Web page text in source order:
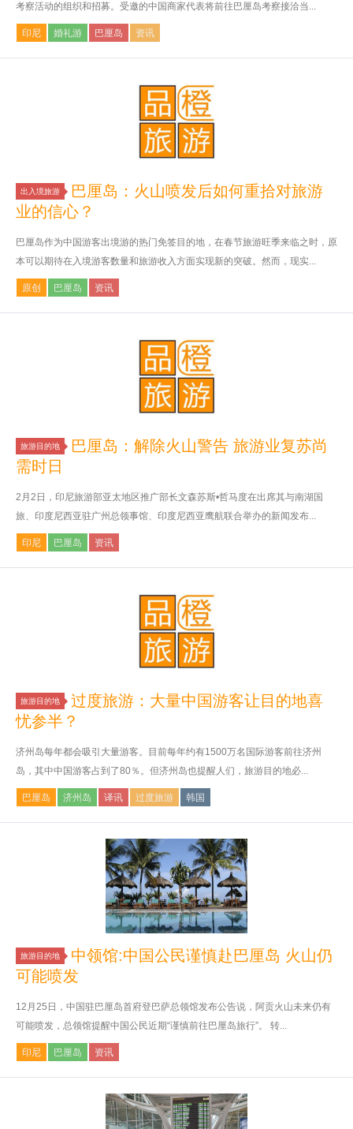
考察活动的组织和招募。受邀的中国商家代表将前往巴厘岛考察接洽当...
印尼 婚礼游 巴厘岛 资讯
出入境旅游
巴厘岛：火山喷发后如何重拾对旅游
业的信心？
巴厘岛作为中国游客出境游的热门免签目的地，在春节旅游旺季来临之时，原
本可以期待在入境游客数量和旅游收入方面实现新的突破。然而，现实...
原创 巴厘岛 资讯
旅游目的地
巴厘岛：解除火山警告 旅游业复苏尚
需时日
2月2日，印尼旅游部亚太地区推广部长文森苏斯•哲马度在出席其与南湖国
旅、印度尼西亚驻广州总领事馆、印度尼西亚鹰航联合举办的新闻发布...
印尼 巴厘岛 资讯
旅游目的地
过度旅游：大量中国游客让目的地喜
忧参半？
济州岛每年都会吸引大量游客。目前每年约有1500万名国际游客前往济州
岛，其中中国游客占到了80％。但济州岛也提醒人们，旅游目的地必...
巴厘岛 济州岛 译讯 过度旅游 韩国
旅游目的地
中领馆:中国公民谨慎赴巴厘岛 火山仍
可能喷发
12月25日，中国驻巴厘岛首府登巴萨总领馆发布公告说，阿贡火山未来仍有
可能喷发，总领馆提醒中国公民近期“谨慎前往巴厘岛旅行”。 转...
印尼 巴厘岛 资讯